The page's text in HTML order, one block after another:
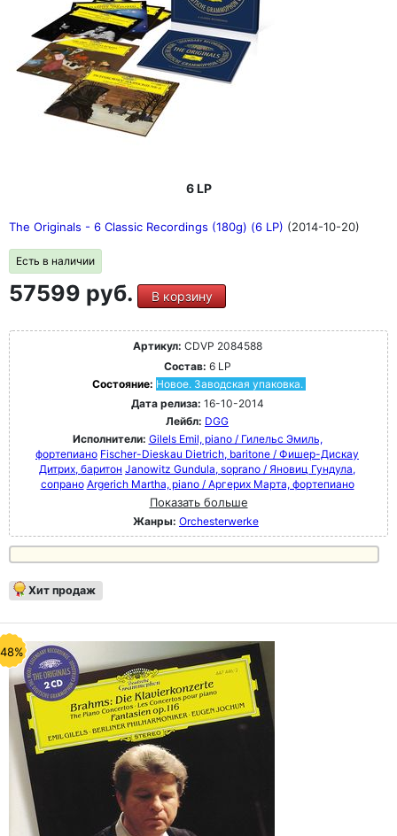
6 LP
The Originals - 6 Classic Recordings (180g) (6 LP) (2014-10-20)
Есть в наличии
57599 руб. В корзину
Артикул: CDVP 2084588
Состав: 6 LP
Состояние: Новое. Заводская упаковка.
Дата релиза: 16-10-2014
Лейбл: DGG
Исполнители: Gilels Emil, piano / Гилельс Эмиль,
фортепиано Fischer-Dieskau Dietrich, baritone / Фишер-Дискау
Дитрих, баритон Janowitz Gundula, soprano / Яновиц Гундула,
сопрано Argerich Martha, piano / Аргерих Марта, фортепиано
Показать больше
Жанры: Orchesterwerke
Хит продаж